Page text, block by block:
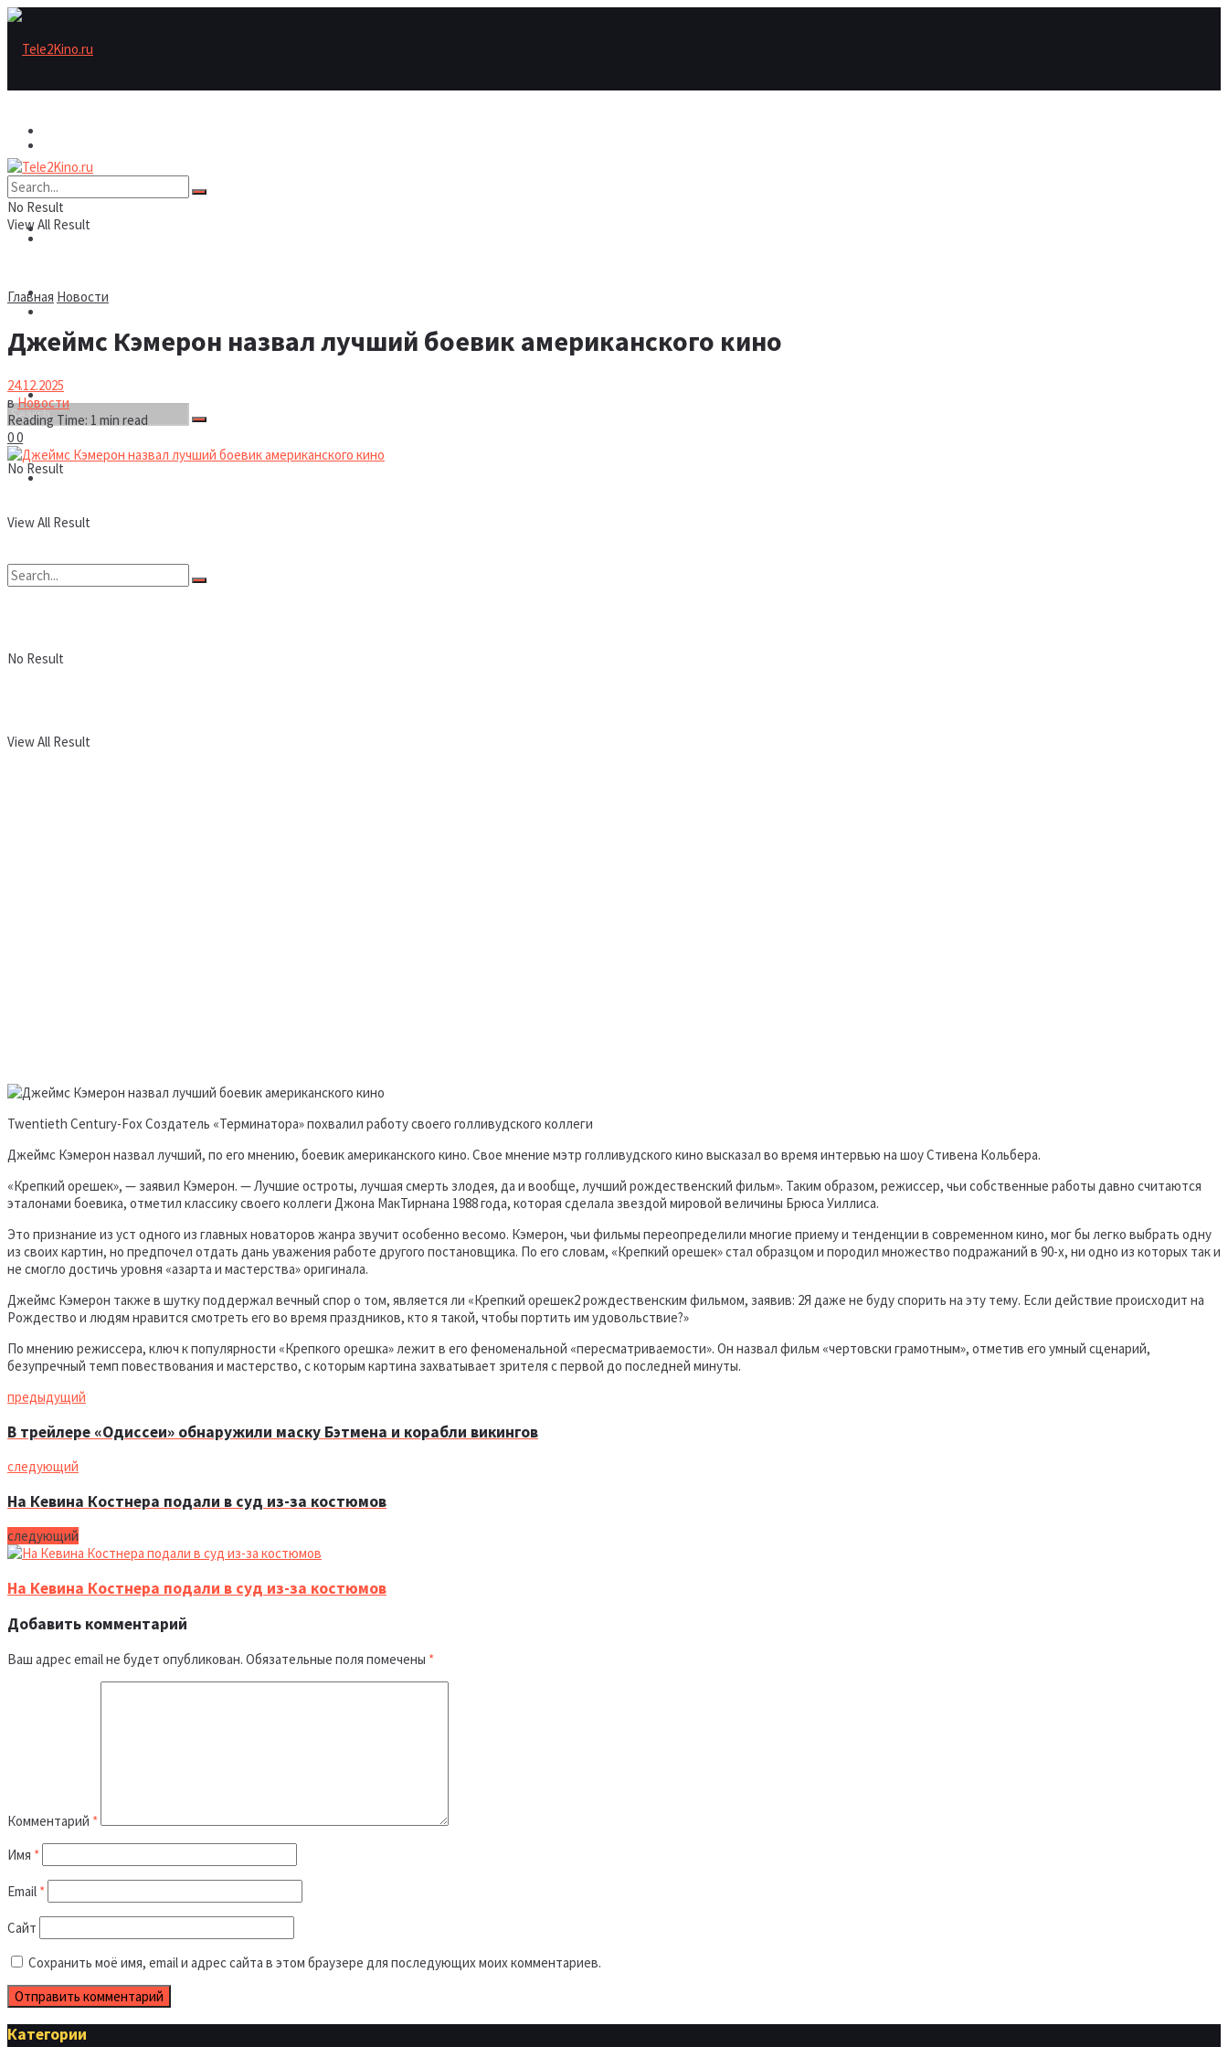
Рецензии/трейлеры
Шоу бизнес
Новости
No Result
View All Result
Рецензии/трейлеры
Шоу бизнес
Новости
No Result
View All Result
No Result
View All Result
Главная Новости
Джеймс Кэмерон назвал лучший боевик американского кино
24.12.2025
вНовости
Reading Time: 1 min read
00
Twentieth Century-Fox Создатель «Терминатора» похвалил работу своего голливудского коллеги
Джеймс Кэмерон назвал лучший, по его мнению, боевик американского кино. Свое мнение мэтр голливудского кино высказал во время интервью на шоу Стивена Кольбера.
«Крепкий орешек», — заявил Кэмерон. — Лучшие остроты, лучшая смерть злодея, да и вообще, лучший рождественский фильм». Таким образом, режиссер, чьи собственные работы давно считаются
эталонами боевика, отметил классику своего коллеги Джона МакТирнана 1988 года, которая сделала звездой мировой величины Брюса Уиллиса.
Это признание из уст одного из главных новаторов жанра звучит особенно весомо. Кэмерон, чьи фильмы переопределили многие приему и тенденции в современном кино, мог бы легко выбрать одну
из своих картин, но предпочел отдать дань уважения работе другого постановщика. По его словам, «Крепкий орешек» стал образцом и породил множество подражаний в 90-х, ни одно из которых так и
не смогло достичь уровня «азарта и мастерства» оригинала.
Джеймс Кэмерон также в шутку поддержал вечный спор о том, является ли «Крепкий орешек2 рождественским фильмом, заявив: 2Я даже не буду спорить на эту тему. Если действие происходит на
Рождество и людям нравится смотреть его во время праздников, кто я такой, чтобы портить им удовольствие?»
По мнению режиссера, ключ к популярности «Крепкого орешка» лежит в его феноменальной «пересматриваемости». Он назвал фильм «чертовски грамотным», отметив его умный сценарий,
безупречный темп повествования и мастерство, с которым картина захватывает зрителя с первой до последней минуты.
предыдущий
В трейлере «Одиссеи» обнаружили маску Бэтмена и корабли викингов
следующий
На Кевина Костнера подали в суд из-за костюмов
следующий
На Кевина Костнера подали в суд из-за костюмов
Добавить комментарий
Ваш адрес email не будет опубликован. Обязательные поля помечены *
Комментарий *
Имя *
Email *
Сайт
Сохранить моё имя, email и адрес сайта в этом браузере для последующих моих комментариев.
Категории